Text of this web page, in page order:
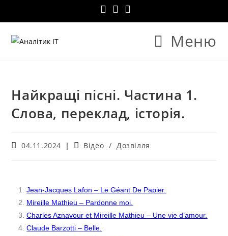
Меню
Найкращі пісні. Частина 1.
Слова, переклад, історія.
04.11.2024 Відео / Дозвілля
Jean-Jacques Lafon – Le Géant De Papier.
Mireille Mathieu – Pardonne moi.
Charles Aznavour et Mireille Mathieu – Une vie d’amour.
Claude Barzotti – Belle.